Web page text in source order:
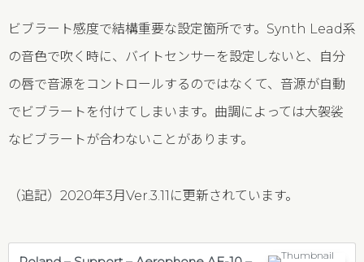
ビブラート感度で結構重要な設定箇所です。Synth Lead系
の音色で吹く時に、バイトセンサーを設定しないと、自分
の唇で音源をコントロールするのではなくて、音源が自動
でビブラートを付けてしまいます。曲調によっては大袈裟
なビブラートが合わないことがあります。
（追記）2020年3月Ver.3.11に更新されています。